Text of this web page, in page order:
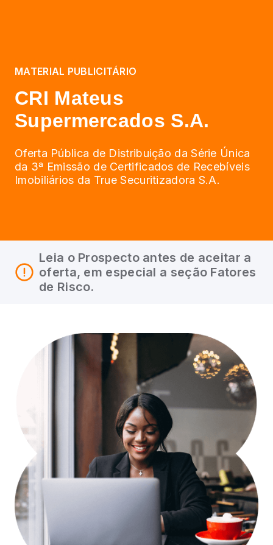
MATERIAL PUBLICITÁRIO
CRI Mateus
Supermercados S.A.
Oferta Pública de Distribuição da Série Única
da 3ª Emissão de Certificados de Recebíveis
Imobiliários da True Securitizadora S.A.
Leia o Prospecto antes de aceitar a
oferta, em especial a seção Fatores
de Risco.